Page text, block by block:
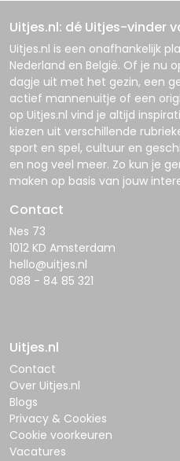
Uitjes.nl: dé Uitjes-vinder
Uitjes.nl is een onafhankelijk
Nederland en België. Of je nu
dagje uit met het gezin, een
actief mannenuitje of een
op Uitjes.nl vind je altijd
kiezen uit verschillende
sport en spel, cultuur en
en nog veel meer. Zo kun je
maken op basis van jouw
Contact
Nes 73
1012 KD Amsterdam
hello@uitjes.nl
088 - 84 85 321
Uitjes.nl
Contact
Over Uitjes.nl
Blogs
Privacy & Cookies
Cookie voorkeuren
Vacatures